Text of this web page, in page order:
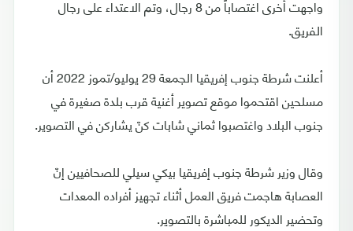
واجهت أخرى اغتصاباً من 8 رجال، وتم الاعتداء على رجال
الفريق.
أعلنت شرطة جنوب إفريقيا الجمعة 29 يوليو/تموز 2022 أن
مسلحين اقتحموا موقع تصوير أغنية قرب بلدة صغيرة في
جنوب البلاد واغتصبوا ثماني شابات كنّ يشاركن في التصوير.
وقال وزير شرطة جنوب إفريقيا بيكي سيلي للصحافيين إنّ
العصابة هاجمت فريق العمل أثناء تجهيز أفراده المعدات
وتحضير الديكور للمباشرة بالتصوير.